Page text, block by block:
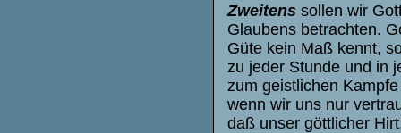
Zweitens sollen wir
Glaubens betrachten.
Güte kein Maß kennt,
zu jeder Stunde und in
zum geistlichen
wenn wir uns nur
daß unser göttlicher